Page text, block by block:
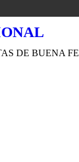
DE BUENA FE